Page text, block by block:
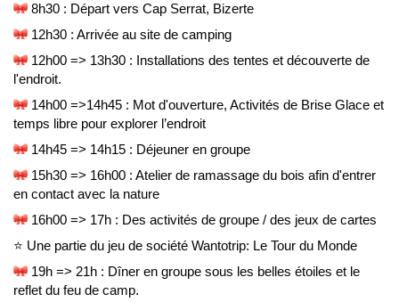
8h30 : Départ vers Cap Serrat, Bizerte
12h30 : Arrivée au site de camping
12h00 => 13h30 : Installations des tentes et découverte de
l'endroit.
14h00 =>14h45 : Mot d'ouverture, Activités de Brise Glace et
temps libre pour explorer l’endroit
14h45 => 14h15 : Déjeuner en groupe
15h30 => 16h00 : Atelier de ramassage du bois afin d'entrer
en contact avec la nature
16h00 => 17h : Des activités de groupe / des jeux de cartes
⭐ Une partie du jeu de société Wantotrip: Le Tour du Monde
19h => 21h : Dîner en groupe sous les belles étoiles et le
reflet du feu de camp.